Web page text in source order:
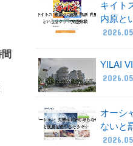
キイト
内原と
YILAI
オーシ
ないと